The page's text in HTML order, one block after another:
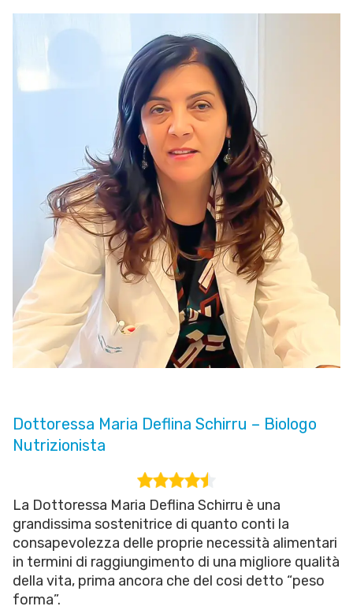
Dottoressa Maria Deflina Schirru – Biologo
Nutrizionista
La Dottoressa Maria Deflina Schirru è una
grandissima sostenitrice di quanto conti la
consapevolezza delle proprie necessità alimentari
in termini di raggiungimento di una migliore qualità
della vita, prima ancora che del cosi detto “peso
forma”.